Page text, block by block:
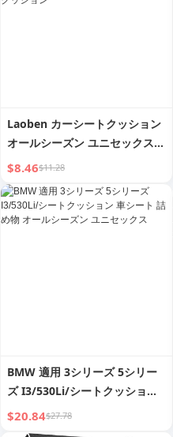
Laoben カーシートクッション
オールシーズン ユニセックス
夏用アイスシルクシート リア
レディース シングルピースシー
トカバー キャラクターシートク
ッション
$8.46$11.28
BMW 適用 3シリーズ 5シリー
ズ I3/530Li/シートクッション
車シート 詰め物 オールシーズ
$20.84$27.78